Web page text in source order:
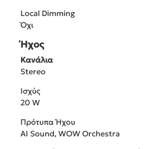
Local Dimming
Όχι
Ήχος
Κανάλια
Stereo
Ισχύς
20 W
Πρότυπα Ήχου
AI Sound, WOW Orchestra